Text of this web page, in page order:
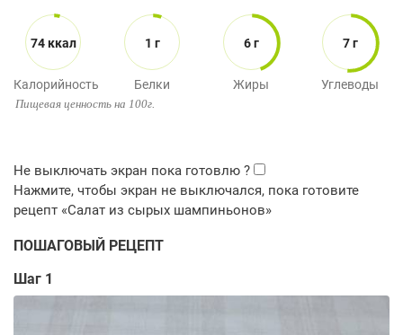
74 ккал
Калорийность
1 г
Белки
6 г
Жиры
7 г
Углеводы
Пищевая ценность на 100г.
ПОШАГОВЫЙ РЕЦЕПТ
Шаг 1